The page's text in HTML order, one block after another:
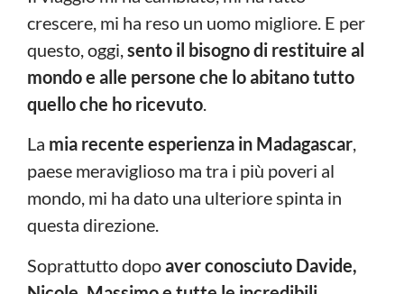
crescere, mi ha reso un uomo migliore. E per
questo, oggi,sento il bisogno di restituire al
mondo e alle persone che lo abitano tutto
quello che ho ricevuto.
La mia recente esperienza in Madagascar,
paese meraviglioso ma tra i più poveri al
mondo, mi ha dato una ulteriore spinta in
questa direzione.
Soprattutto dopoaver conosciuto Davide,